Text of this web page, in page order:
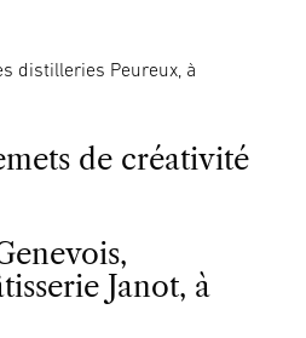
distilleries Peureux, à
de créativité
Janot, à